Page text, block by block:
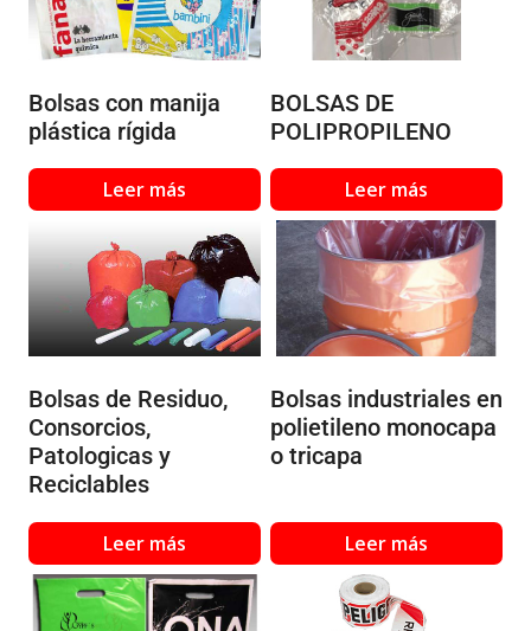
Bolsas con manija
plástica rígida
Leer más
BOLSAS DE
POLIPROPILENO
Leer más
Bolsas de Residuo,
Consorcios,
Patologicas y
Reciclables
Leer más
Bolsas industriales en
polietileno monocapa
o tricapa
Leer más